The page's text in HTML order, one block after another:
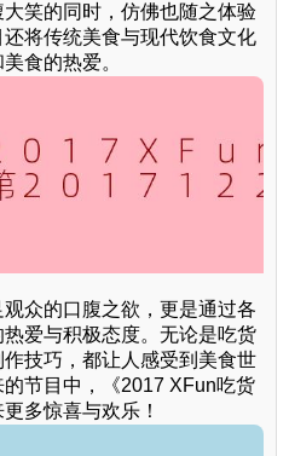
笑的同时，仿佛也随之体验
将传统美食与现代饮食文化
食的热爱。
众的口腹之欲，更是通过各
爱与积极态度。无论是吃货
技巧，都让人感受到美食世
节目中，《2017 XFun吃货
多惊喜与欢乐！